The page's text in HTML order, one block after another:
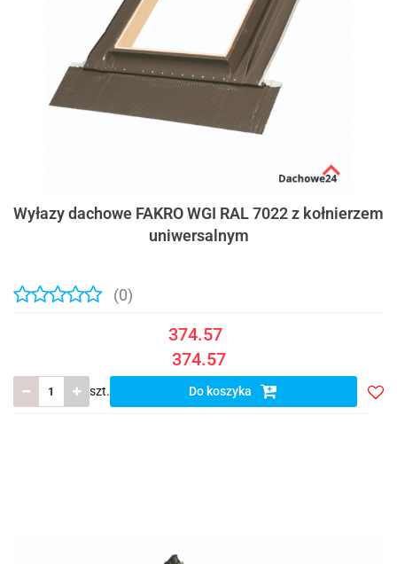
Wyłazy dachowe FAKRO WGI RAL 7022 z kołnierzem
uniwersalnym
(0)
374.57
374.57
szt. Do koszyka